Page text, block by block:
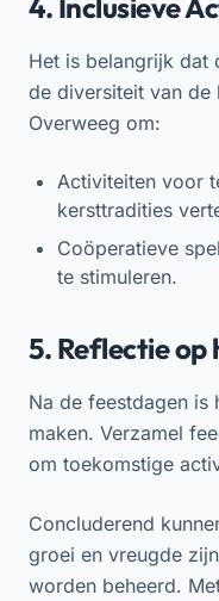
Het is belangrijk dat
de diversiteit van de
Overweeg om:
Activiteiten voor
kersttradities
Coöperatieve
te stimuleren.
5. Reflectie op
Na de feestdagen is
maken. Verzamel
om toekomstige
Concluderend
groei en vreugde
worden beheerd.